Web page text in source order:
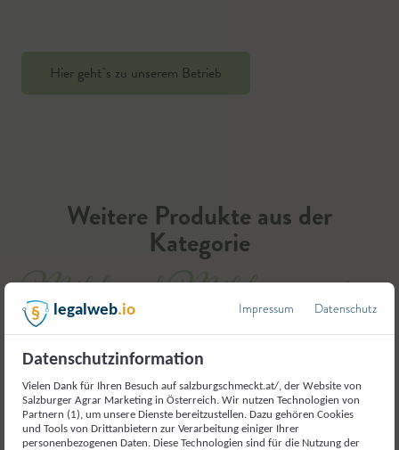
Hier geht`s zu unserem Betrieb
Weitere Produkte aus der
Kategorie
Milch und Milcherzeugnisse
legalweb.io Impressum Datenschutz
Datenschutzinformation
Vielen Dank für Ihren Besuch auf salzburgschmeckt.at/, der Website von
Salzburger Agrar Marketing in Österreich. Wir nutzen Technologien von
Partnern (1), um unsere Dienste bereitzustellen. Dazu gehören Cookies
und Tools von Drittanbietern zur Verarbeitung einiger Ihrer
personenbezogenen Daten. Diese Technologien sind für die Nutzung der